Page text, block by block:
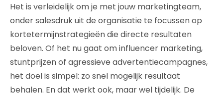
Het is verleidelijk om je met jouw marketingteam,
onder salesdruk uit de organisatie te focussen op
kortetermijnstrategieën die directe resultaten
beloven. Of het nu gaat om influencer marketing,
stuntprijzen of agressieve advertentiecampagnes,
het doel is simpel: zo snel mogelijk resultaat
behalen. En dat werkt ook, maar wel tijdelijk. De